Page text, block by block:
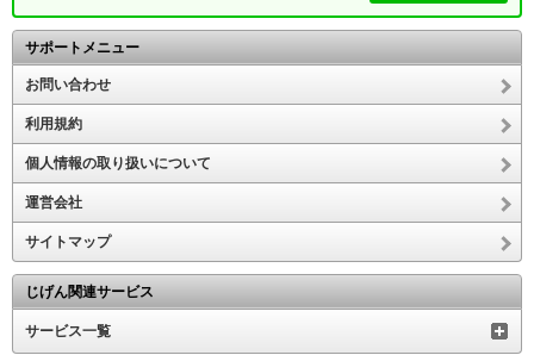
サポートメニュー
お問い合わせ
利用規約
個人情報の取り扱いについて
運営会社
サイトマップ
じげん関連サービス
サービス一覧